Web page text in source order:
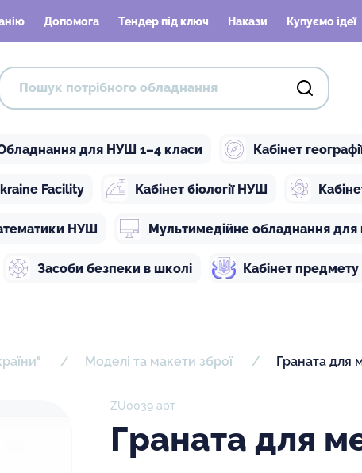
Допомога Тендер під ключ Накази Купуємо ідеї
для НУШ 1–4 класи Кабінет
Facility Кабінет біології НУШ
НУШ Мультимедійне обладнання для
Засоби безпеки в школі Кабінет
Моделі та макети зброї Граната для
ZU0039 арт
Граната для